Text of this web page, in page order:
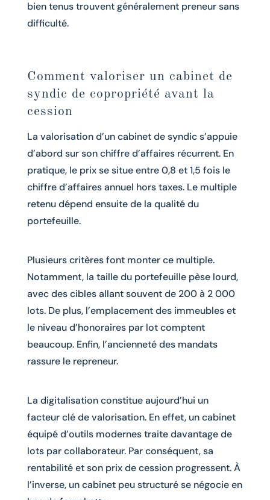
bien tenus trouvent généralement preneur sans
difficulté.
Comment valoriser un cabinet de
syndic de copropriété avant la
cession
La valorisation d’un cabinet de syndic s’appuie
d’abord sur son chiffre d’affaires récurrent. En
pratique, le prix se situe entre 0,8 et 1,5 fois le
chiffre d’affaires annuel hors taxes. Le multiple
retenu dépend ensuite de la qualité du
portefeuille.
Plusieurs critères font monter ce multiple.
Notamment, la taille du portefeuille pèse lourd,
avec des cibles allant souvent de 200 à 2 000
lots. De plus, l’emplacement des immeubles et
le niveau d’honoraires par lot comptent
beaucoup. Enfin, l’ancienneté des mandats
rassure le repreneur.
La digitalisation constitue aujourd’hui un
facteur clé de valorisation. En effet, un cabinet
équipé d’outils modernes traite davantage de
lots par collaborateur. Par conséquent, sa
rentabilité et son prix de cession progressent. À
l’inverse, un cabinet peu structuré se négocie en